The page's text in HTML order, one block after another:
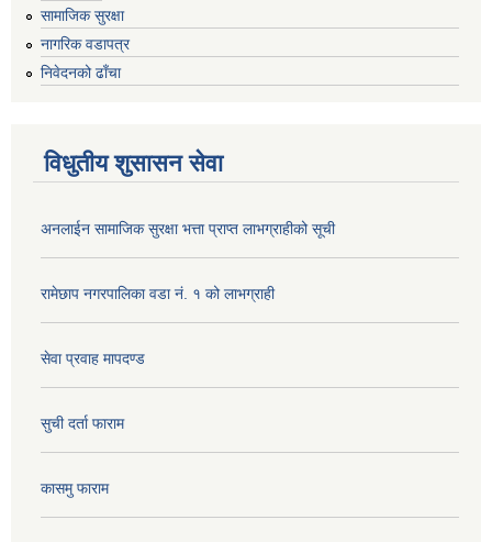
सामाजिक सुरक्षा
नागरिक वडापत्र
निवेदनको ढाँचा
विधुतीय शुसासन सेवा
अनलाईन सामाजिक सुरक्षा भत्ता प्राप्त लाभग्राहीको सूची
रामेछाप नगरपालिका वडा नं. १ को लाभग्राही
सेवा प्रवाह मापदण्ड
सुची दर्ता फाराम
कासमु फाराम